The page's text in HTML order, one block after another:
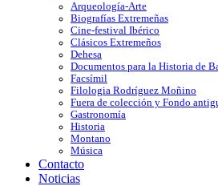
Arqueología-Arte
Biografías Extremeñas
Cine-festival Ibérico
Clásicos Extremeños
Dehesa
Documentos para la Historia de
Facsímil
Filologia Rodríguez Moñino
Fuera de colección y Fondo
Gastronomía
Historia
Montano
Música
Contacto
Noticias